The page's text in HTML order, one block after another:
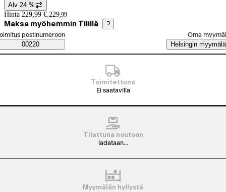
Hintatiedot
Alv 24 %
Hinta 229,99 €. 229,99
Maksa myöhemmin Tilillä ?
Saatavuustiedot
tilaustapa
postinumeroon
00220
Oma
Helsingin myymälä
Toimitettuna
Ei saatavilla
Tilattuna noutoon
ladataan...
Myymälän hyllystä